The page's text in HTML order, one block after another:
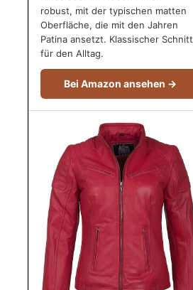
robust, mit der typischen matten
Oberfläche, die mit den Jahren
Patina ansetzt. Klassischer Schnitt
für den Alltag.
Bei Amazon ansehen →